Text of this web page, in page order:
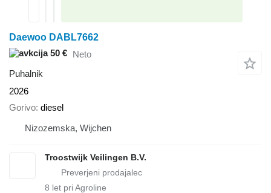
Daewoo DABL7662
50 € Neto
Puhalnik
2026
Gorivo diesel
Nizozemska, Wijchen
Troostwijk Veilingen B.V.
8 let pri Agroline